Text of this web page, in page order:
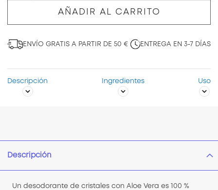
AÑADIR AL CARRITO
ENVÍO GRATIS A PARTIR DE 50 € ENTREGA EN 3-7 DÍAS
Descripción Ingredientes Uso
Descripción
Un desodorante de cristales con Aloe Vera es 100 %